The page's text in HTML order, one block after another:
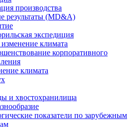
производства
результаты (MD&A)
экспедиция
климата
корпоративного
климата
и хвостохранилища
показатели по зарубежным